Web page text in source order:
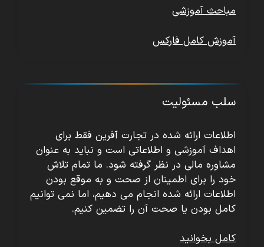
مباحث آموزشی
آموزش کامل فارکس
سلب مسئولیت
اطلاعات ارائه شده در تجارت آفرین فقط برای
اهداف آموزشی و اطلاعاتی است و نباید به عنوان
مشاوره مالی در نظر گرفته شود. ما تمام تلاش
خود را برای اطمینان از صحت و به موقع بودن
اطلاعات ارائه شده انجام می دهیم، اما نمی توانیم
کامل بودن یا صحت آن را تضمین کنیم.
کامل بخوانید